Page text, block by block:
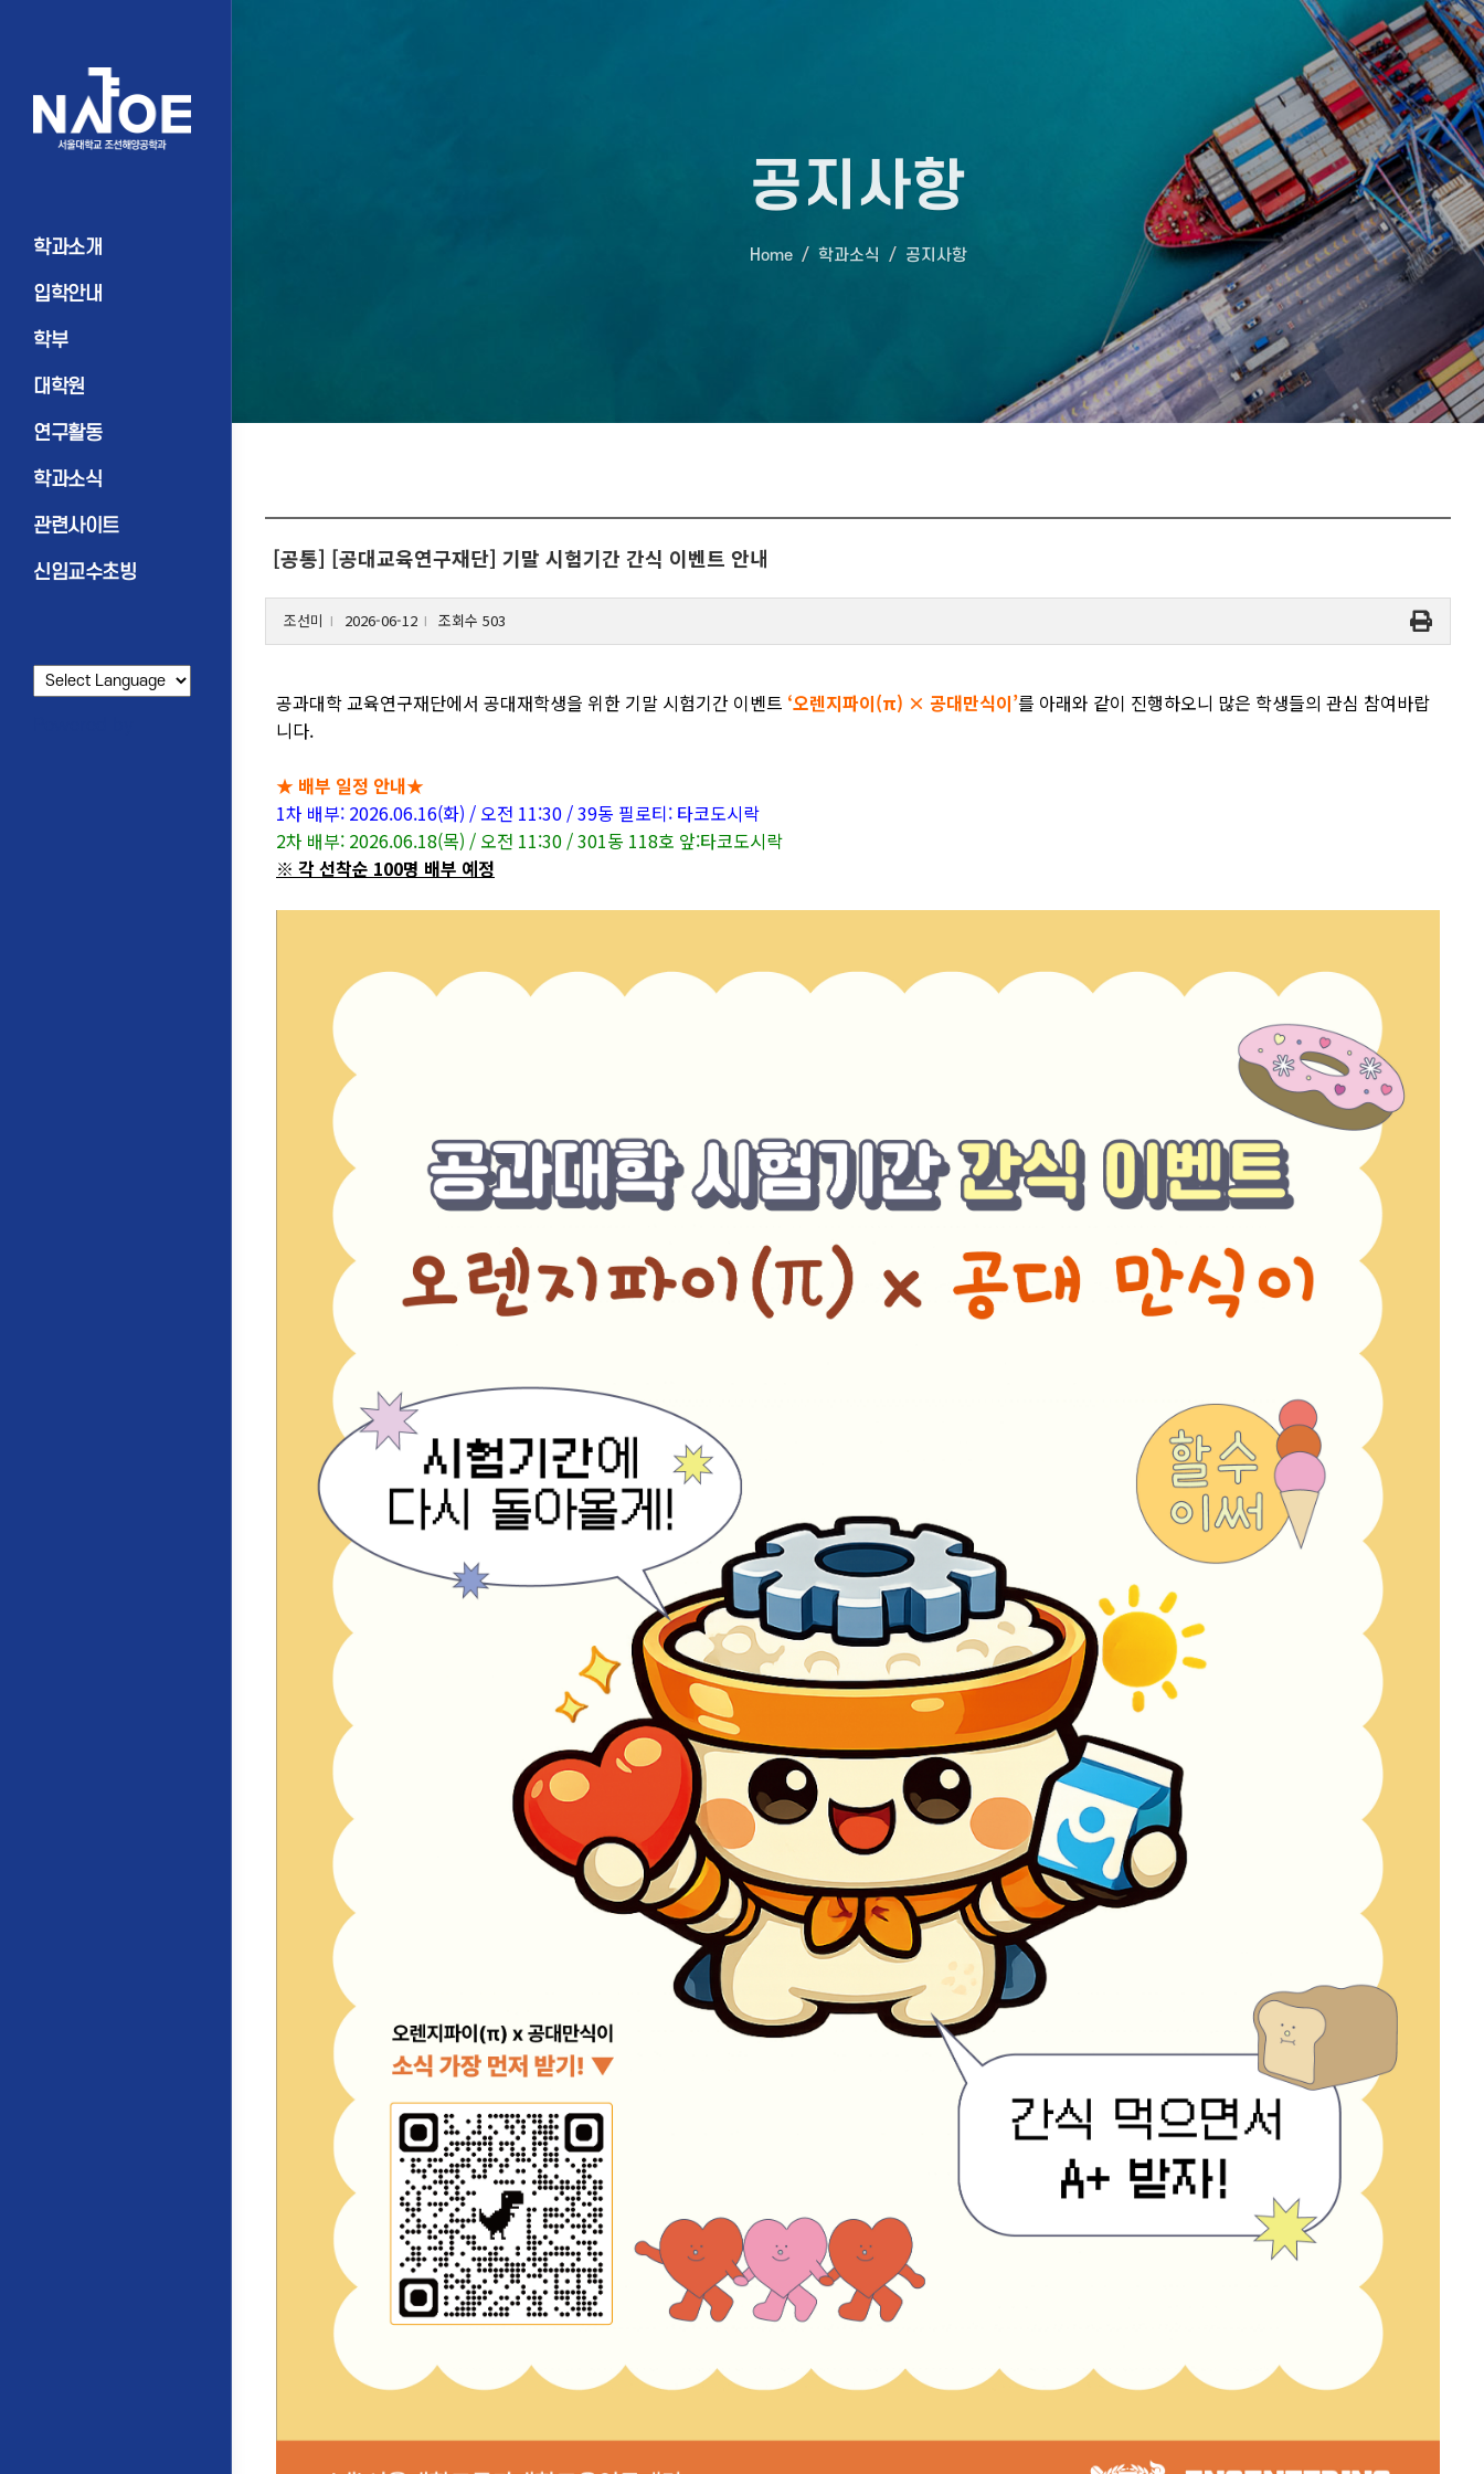
학과소개
입학안내
학부
대학원
연구활동
학과소식
관련사이트
신임교수초빙
공지사항
Home 학과소식 공지사항
[공통] [공대교육연구재단] 기말 시험기간 간식 이벤트 안내
조선미 2026-06-12 조회수 503
공과대학 교육연구재단에서 공대재학생을 위한 기말 시험기간 이벤트 ‘오렌지파이(π) × 공대만식이’를 아래와 같이 진행하오니 많은 학생들의 관심 참여바랍
니다.
★ 배부 일정 안내★
1차 배부: 2026.06.16(화) / 오전 11:30 / 39동 필로티: 타코도시락
2차 배부: 2026.06.18(목) / 오전 11:30 / 301동 118호 앞:타코도시락
※ 각 선착순 100명 배부 예정